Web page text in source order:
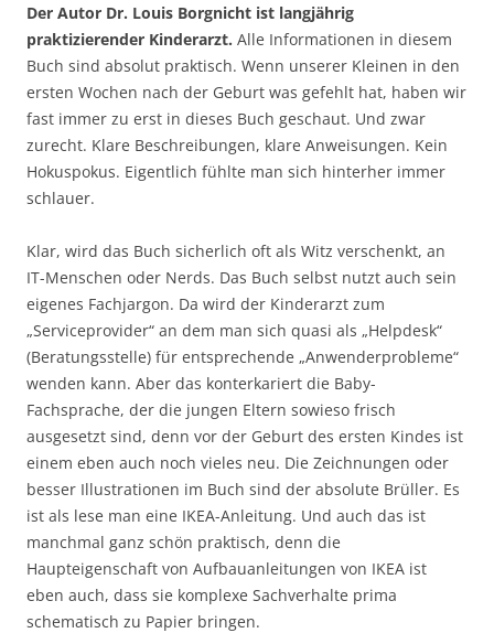
Der Autor Dr. Louis Borgnicht ist langjährig
praktizierender Kinderarzt. Alle Informationen in diesem
Buch sind absolut praktisch. Wenn unserer Kleinen in den
ersten Wochen nach der Geburt was gefehlt hat, haben wir
fast immer zu erst in dieses Buch geschaut. Und zwar
zurecht. Klare Beschreibungen, klare Anweisungen. Kein
Hokuspokus. Eigentlich fühlte man sich hinterher immer
schlauer.
Klar, wird das Buch sicherlich oft als Witz verschenkt, an
IT-Menschen oder Nerds. Das Buch selbst nutzt auch sein
eigenes Fachjargon. Da wird der Kinderarzt zum
„Serviceprovider“ an dem man sich quasi als „Helpdesk“
(Beratungsstelle) für entsprechende „Anwenderprobleme“
wenden kann. Aber das konterkariert die Baby-
Fachsprache, der die jungen Eltern sowieso frisch
ausgesetzt sind, denn vor der Geburt des ersten Kindes ist
einem eben auch noch vieles neu. Die Zeichnungen oder
besser Illustrationen im Buch sind der absolute Brüller. Es
ist als lese man eine IKEA-Anleitung. Und auch das ist
manchmal ganz schön praktisch, denn die
Haupteigenschaft von Aufbauanleitungen von IKEA ist
eben auch, dass sie komplexe Sachverhalte prima
schematisch zu Papier bringen.